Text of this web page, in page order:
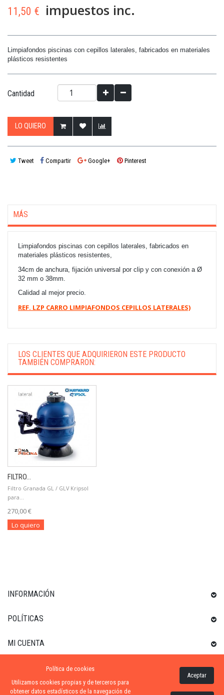
11,50 € impuestos inc.
Limpiafondos piscinas con cepillos laterales, fabricados en materiales
plásticos resistentes
Cantidad
LO QUIERO
Tweet Compartir Google+ Pinterest
MÁS
Limpiafondos piscinas con cepillos laterales, fabricados en
materiales plásticos resistentes,
34cm de anchura, fijación universal por clip y con conexión a Ø
32 mm o 38mm.
Calidad al mejor precio.
REF. LZP CARRO LIMPIAFONDOS CEPILLOS LATERALES)
LOS CLIENTES QUE ADQUIRIERON ESTE PRODUCTO
TAMBIÉN COMPRARON:
FILTRO...
Filtro Granada GL / GLV Kripsol
para...
270,00 €
Lo quiero
INFORMACIÓN
POLÍTICAS
MI CUENTA
INFORMACIÓN SOBRE LA TIENDA
Política de cookies
Utilizamos cookies propias y de terceros para
obtener datos estadísticos de la navegación de
Aceptar